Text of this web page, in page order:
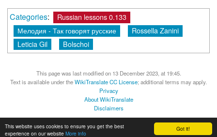
Got it!
This website uses cookies to ensure you get the best
experience on our website More info
Categories:
Russian lessons 0.133
Мелодия - Так говорят русские
Rossella Zanini
Leticia Gil
Bolschoi
This page was last modified on 13 December 2023, at 19:45.
Text is available under theWikiTranslate CC License; additional terms may apply.
Privacy
About WikiTranslate
Disclaimers
MediaWikiPowered by Semantic MediaWiki